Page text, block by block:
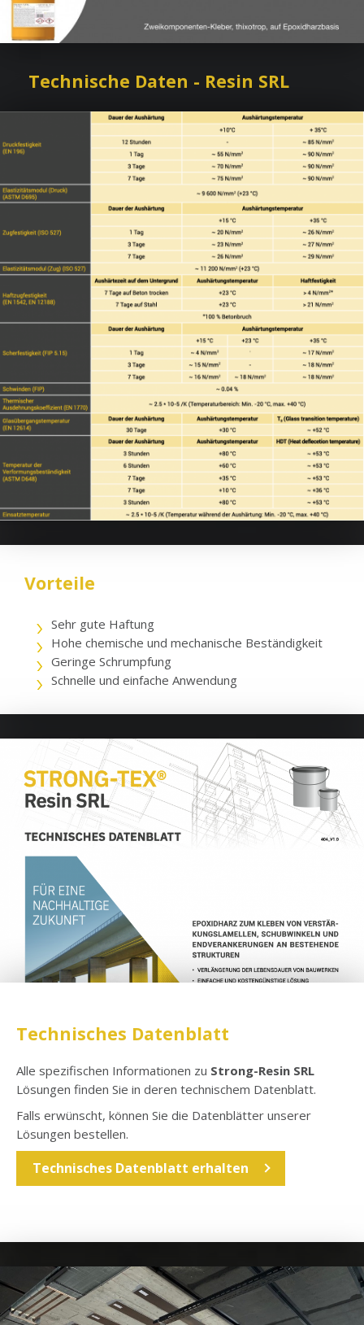
Technische Daten - Resin SRL
Vorteile
Sehr gute Haftung
Hohe chemische und mechanische Beständigkeit
Geringe Schrumpfung
Schnelle und einfache Anwendung
Technisches Datenblatt
Alle spezifischen Informationen zu Strong-Resin SRL
Lösungen finden Sie in deren technischem Datenblatt.
Falls erwünscht, können Sie die Datenblätter unserer
Lösungen bestellen.
Technisches Datenblatt erhalten